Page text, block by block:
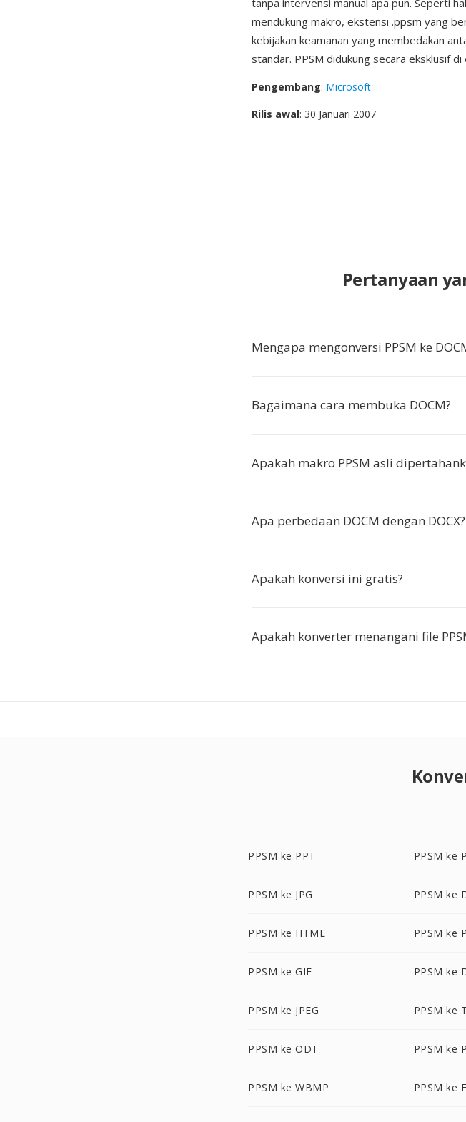
tanpa intervensi manual apa pun. Seperti
mendukung makro, ekstensi .ppsm yang
kebijakan keamanan yang membedakan
standar. PPSM didukung secara eksklusif
Pengembang: Microsoft
Rilis awal: 30 Januari 2007
Pertanyaan
Mengapa mengonversi PPSM ke
Bagaimana cara membuka DOCM?
Apakah makro PPSM asli
Apa perbedaan DOCM dengan DOCX?
Apakah konversi ini gratis?
Apakah konverter menangani file
PPSM ke PPT PPSM ke
PPSM ke JPG PPSM ke
PPSM ke HTML PPSM ke
PPSM ke GIF PPSM ke
PPSM ke JPEG PPSM ke
PPSM ke ODT PPSM ke
PPSM ke WBMP PPSM ke